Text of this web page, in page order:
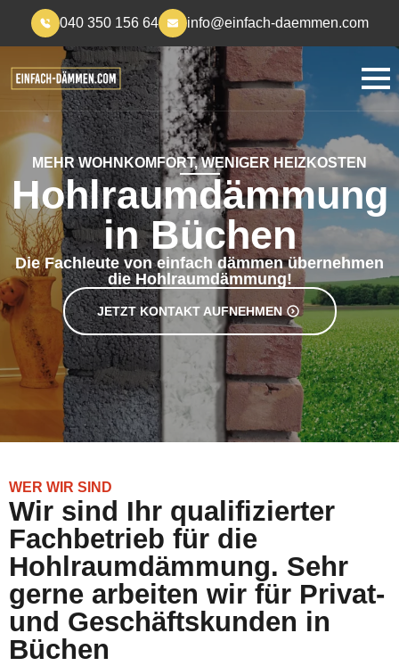
040 350 156 64 info@einfach-daemmen.com
MEHR WOHNKOMFORT, WENIGER HEIZKOSTEN
Hohlraumdämmung
in Büchen
Die Fachleute von einfach dämmen übernehmen
die Hohlraumdämmung!
JETZT KONTAKT AUFNEHMEN
WER WIR SIND
Wir sind Ihr qualifizierter
Fachbetrieb für die
Hohlraumdämmung. Sehr
gerne arbeiten wir für Privat-
und Geschäftskunden in
Büchen